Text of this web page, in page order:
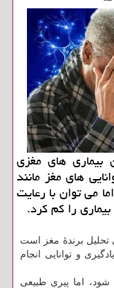
بیماری های مغزی
های مغز مانند
می توان با رعایت
را کم کرد.
تحلیل برندهٔ مغز است
و توانایی انجام
شود، اما پیریِ طبیعی